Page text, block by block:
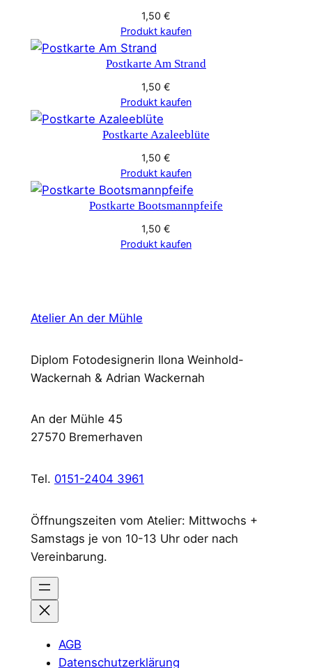
1,50 €
Produkt kaufen
Postkarte Am Strand
1,50 €
Produkt kaufen
Postkarte Azaleeblüte
1,50 €
Produkt kaufen
Postkarte Bootsmannpfeife
1,50 €
Produkt kaufen
Atelier An der Mühle
Diplom Fotodesignerin Ilona Weinhold-
Wackernah & Adrian Wackernah
An der Mühle 45
27570 Bremerhaven
Tel. 0151-2404 3961
Öffnungszeiten vom Atelier: Mittwochs +
Samstags je von 10-13 Uhr oder nach
Vereinbarung.
AGB
Datenschutzerklärung